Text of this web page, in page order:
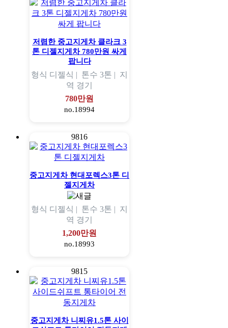
저렴한 중고지게차 클라크 3
톤 디젤지게차 780만원 싸게
팝니다
형식 디젤식 | 톤수 3톤 | 지
역 경기
780만원
no.18994
9816
중고지게차 현대포렉스3톤 디
젤지게차
형식 디젤식 | 톤수 3톤 | 지
역 경기
1,200만원
no.18993
9815
중고지게차 니찌유1.5톤 사이